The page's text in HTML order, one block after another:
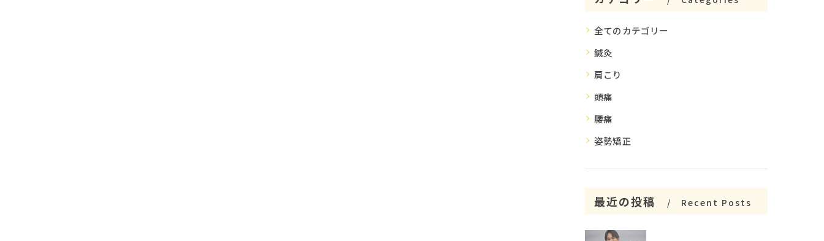
全てのカテゴリー
鍼灸
肩こり
頭痛
腰痛
姿勢矯正
最近の投稿 Recent Posts